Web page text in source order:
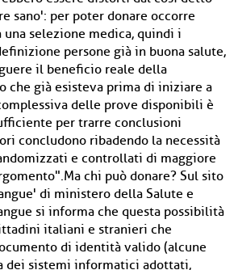
sano': per poter donare occorre
selezione medica, quindi i
persone già in buona salute,
il beneficio reale della
che già esisteva prima di iniziare a
delle prove disponibili è
per trarre conclusioni
concludono ribadendo la necessità
e controllati di maggiore
chi può donare? Sul sito
di ministero della Salute e
si informa che questa possibilità
italiani e stranieri che
di identità valido (alcune
dei sistemi informatici adottati,